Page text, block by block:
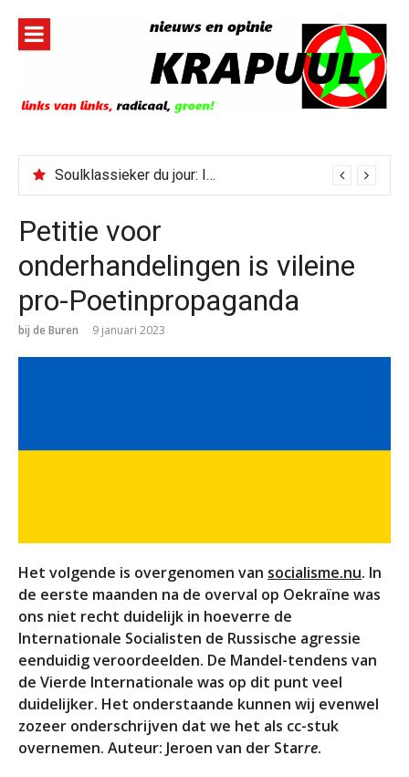
inhoud
Soulklassieker du jour: I Wish It Would Rain
Petitie voor
onderhandelingen is vileine
pro-Poetinpropaganda
bij de Buren 9 januari 2023
Het volgende is overgenomen van socialisme.nu. In
de eerste maanden na de overval op Oekraïne was
ons niet recht duidelijk in hoeverre de
Internationale Socialisten de Russische agressie
eenduidig veroordeelden. De Mandel-tendens van
de Vierde Internationale was op dit punt veel
duidelijker. Het onderstaande kunnen wij evenwel
zozeer onderschrijven dat we het als cc-stuk
overnemen. Auteur: Jeroen van der Starre.